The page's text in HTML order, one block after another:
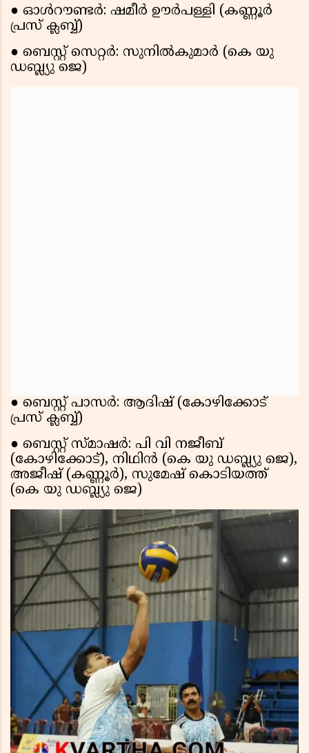
● ഓൾറൗണ്ടർ: ഷമീർ ഊർപള്ളി (കണ്ണൂർ
പ്രസ് ക്ലബ്ബ്)
● ബെസ്റ്റ് സെറ്റർ: സുനിൽകുമാർ (കെ യു
ഡബ്ല്യു ജെ)
● ബെസ്റ്റ് പാസർ: ആദിഷ് (കോഴിക്കോട്
പ്രസ് ക്ലബ്ബ്)
● ബെസ്റ്റ് സ്മാഷർ: പി വി നജീബ്
(കോഴിക്കോട്), നിഥിൻ (കെ യു ഡബ്ല്യു ജെ),
അജീഷ് (കണ്ണൂർ), സുമേഷ് കൊടിയത്ത്
(കെ യു ഡബ്ല്യു ജെ)